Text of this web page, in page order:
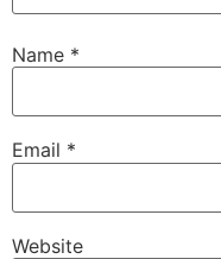
Name *
Email *
Website